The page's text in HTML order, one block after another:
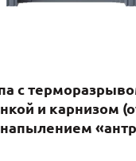
(29)
с
и карнизом